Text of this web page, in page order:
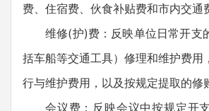
费、住宿费、伙食补贴费和市内交通
维修(护)费：反映单位日常开支
括车船等交通工具）修理和维护费用
行与维护费用，以及按规定提取的修
会议费：反映会议中按规定开